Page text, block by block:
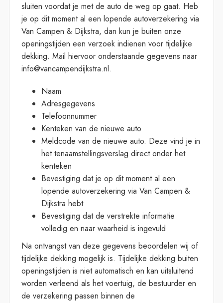
sluiten voordat je met de auto de weg op gaat. Heb
je op dit moment al een lopende autoverzekering via
Van Campen & Dijkstra, dan kun je buiten onze
openingstijden een verzoek indienen voor tijdelijke
dekking. Mail hiervoor onderstaande gegevens naar
info@vancampendijkstra.nl.
Naam
Adresgegevens
Telefoonnummer
Kenteken van de nieuwe auto
Meldcode van de nieuwe auto. Deze vind je in
het tenaamstellingsverslag direct onder het
kenteken
Bevestiging dat je op dit moment al een
lopende autoverzekering via Van Campen &
Dijkstra hebt
Bevestiging dat de verstrekte informatie
volledig en naar waarheid is ingevuld
Na ontvangst van deze gegevens beoordelen wij of
tijdelijke dekking mogelijk is. Tijdelijke dekking buiten
openingstijden is niet automatisch en kan uitsluitend
worden verleend als het voertuig, de bestuurder en
de verzekering passen binnen de